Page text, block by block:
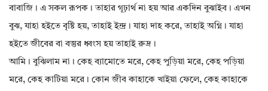
বাবাজি। এ সকল রূপক। তাহার গূঢ়ার্থ না হয় আর একদিন বুঝাইব। এখন
বুঝ, যাহা হইতে বৃষ্টি হয়, তাহাই ইন্দ্র। যাহা দাহ করে, তাহাই অগ্নি। যাহা
হইতে জীবের বা বস্তুর ধ্বংস হয় তাহাই রুদ্র।
আমি। বুঝিলাম না। কেহ ব্যামোতে মরে, কেহ পুড়িয়া মরে, কেহ পড়িয়া
মরে, কেহ কাটিয়া মরে। কোন জীব কাহাকে খাইয়া ফেলে, কেহ কাহাকে